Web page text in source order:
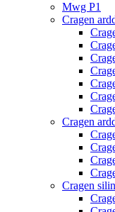
Mwg P1
Cragen
Cragen
Cragen